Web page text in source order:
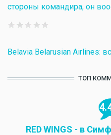
стороны командира, он
Belavia Belarusian Airlines:
ТОП
RED WINGS - в